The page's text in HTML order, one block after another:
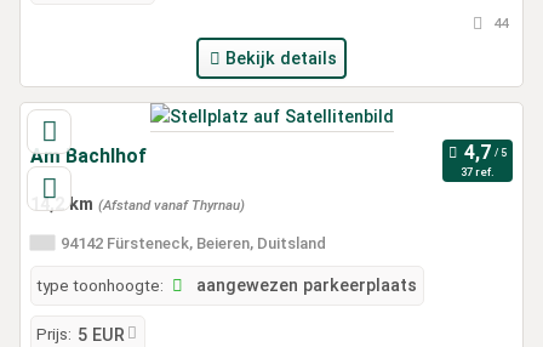
44
Bekijk details
Am Bachlhof
37 ref.
14,2 km (Afstand vanaf Thyrnau)
94142 Fürsteneck, Beieren, Duitsland
type toonhoogte: aangewezen parkeerplaats
Prijs: 5 EUR